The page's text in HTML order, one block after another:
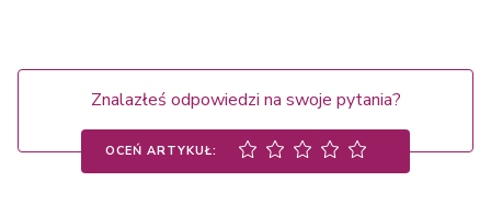
Znalazłeś odpowiedzi na swoje pytania?
OCEŃ ARTYKUŁ: